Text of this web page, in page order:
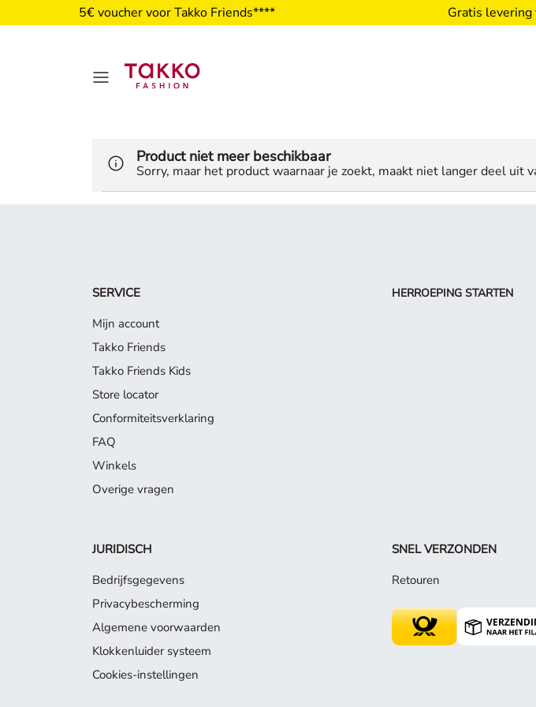
5€ voucher voor Takko Friends**** Gratis
Product niet meer beschikbaar
Sorry, maar het product waarnaar je zoekt, maakt niet langer deel
SERVICE
Mijn account
Takko Friends
Takko Friends Kids
Store locator
Conformiteitsverklaring
FAQ
Winkels
Overige vragen
HERROEPING STARTEN
JURIDISCH
Bedrijfsgegevens
Privacybescherming
Algemene voorwaarden
Klokkenluider systeem
Cookies-instellingen
SNEL VERZONDEN
Retouren